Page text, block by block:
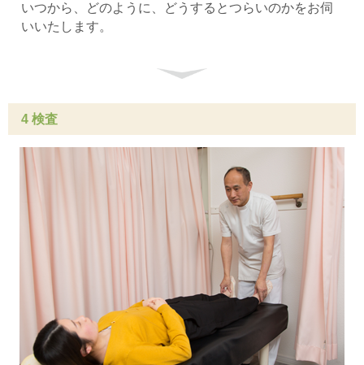
いつから、どのように、どうするとつらいのかをお伺
いいたします。
4 検査